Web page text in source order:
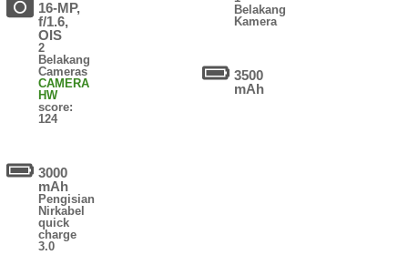
16-MP,
f/1.6,
OIS
2
Belakang
Cameras
CAMERA
HW
score:
124
3000
mAh
Pengisian
Nirkabel
quick
charge
3.0
Belakang
Kamera
3500
mAh